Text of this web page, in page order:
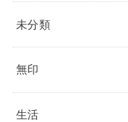
未分類
無印
生活